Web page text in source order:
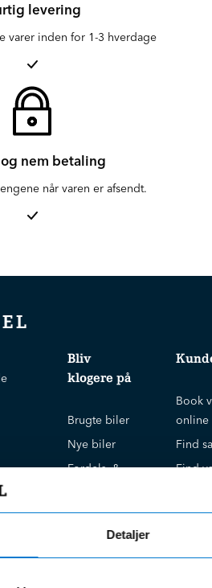
Detaljer
levering
varer inden for 1-3 hverdage
nem betaling
når varen er afsendt.
Bliv
klogere på
Brugte biler
Nye biler
Fordels- &
Guides, tips
Kampagner
Book
online
Find
Find